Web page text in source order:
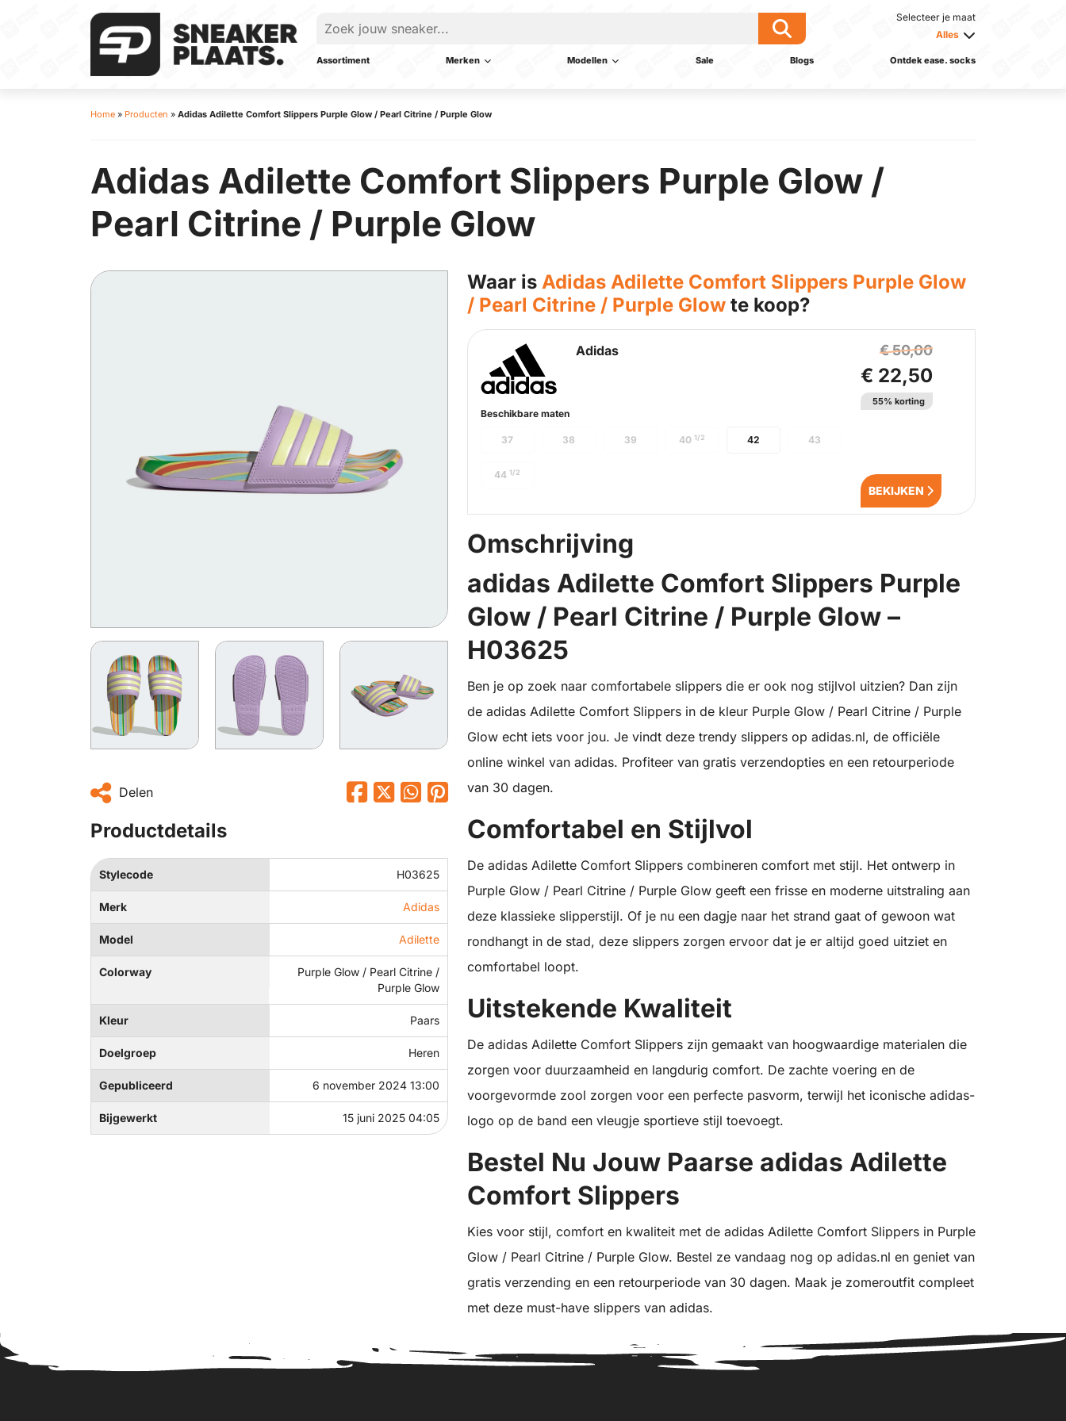
Selecteer je maat
Alles
Assortiment Merken Modellen Sale Blogs Ontdek ease. socks
Home » Producten » Adidas Adilette Comfort Slippers Purple Glow / Pearl Citrine / Purple Glow
Adidas Adilette Comfort Slippers Purple Glow /
Pearl Citrine / Purple Glow
Delen
Productdetails
Stylecode H03625
Merk Adidas
Model Adilette
Colorway
Purple Glow / Pearl Citrine /
Purple Glow
Kleur Paars
Doelgroep Heren
Gepubliceerd 6 november 2024 13:00
Bijgewerkt 15 juni 2025 04:05
Waar is Adidas Adilette Comfort Slippers Purple Glow
/ Pearl Citrine / Purple Glow te koop?
Adidas
Beschikbare maten
42
37 38 39 40 1/2 43
441/2
€ 50,00
€ 22,50
55% korting
BEKIJKEN
Omschrijving
adidas Adilette Comfort Slippers Purple
Glow / Pearl Citrine / Purple Glow –
H03625
Ben je op zoek naar comfortabele slippers die er ook nog stijlvol uitzien? Dan zijn
de adidas Adilette Comfort Slippers in de kleur Purple Glow / Pearl Citrine / Purple
Glow echt iets voor jou. Je vindt deze trendy slippers op adidas.nl, de officiële
online winkel van adidas. Profiteer van gratis verzendopties en een retourperiode
van 30 dagen.
Comfortabel en Stijlvol
De adidas Adilette Comfort Slippers combineren comfort met stijl. Het ontwerp in
Purple Glow / Pearl Citrine / Purple Glow geeft een frisse en moderne uitstraling aan
deze klassieke slipperstijl. Of je nu een dagje naar het strand gaat of gewoon wat
rondhangt in de stad, deze slippers zorgen ervoor dat je er altijd goed uitziet en
comfortabel loopt.
Uitstekende Kwaliteit
De adidas Adilette Comfort Slippers zijn gemaakt van hoogwaardige materialen die
zorgen voor duurzaamheid en langdurig comfort. De zachte voering en de
voorgevormde zool zorgen voor een perfecte pasvorm, terwijl het iconische adidas-
logo op de band een vleugje sportieve stijl toevoegt.
Bestel Nu Jouw Paarse adidas Adilette
Comfort Slippers
Kies voor stijl, comfort en kwaliteit met de adidas Adilette Comfort Slippers in Purple
Glow / Pearl Citrine / Purple Glow. Bestel ze vandaag nog op adidas.nl en geniet van
gratis verzending en een retourperiode van 30 dagen. Maak je zomeroutfit compleet
met deze must-have slippers van adidas.